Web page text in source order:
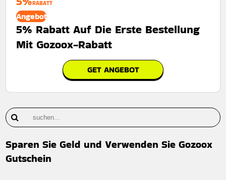
RABATT
Angebot
5% Rabatt Auf Die Erste Bestellung
Mit Gozoox-Rabatt
GET ANGEBOT
Sparen Sie Geld und Verwenden Sie Gozoox
Gutschein